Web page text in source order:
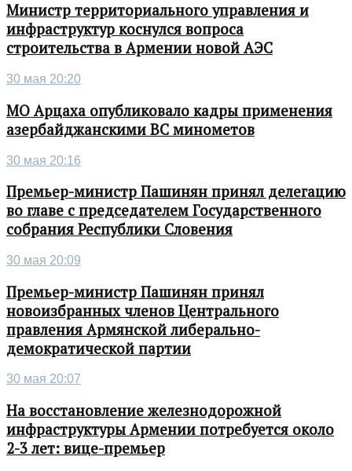
Министр территориального управления и
инфраструктур коснулся вопроса
строительства в Армении новой АЭС
30 мая 20:20
МО Арцаха опубликовало кадры применения
азербайджанскими ВС минометов
30 мая 20:16
Премьер-министр Пашинян принял делегацию
во главе с председателем Государственного
собрания Республики Словения
30 мая 20:09
Премьер-министр Пашинян принял
новоизбранных членов Центрального
правления Армянской либерально-
демократической партии
30 мая 20:07
На восстановление железнодорожной
инфраструктуры Армении потребуется около
2-3 лет: вице-премьер